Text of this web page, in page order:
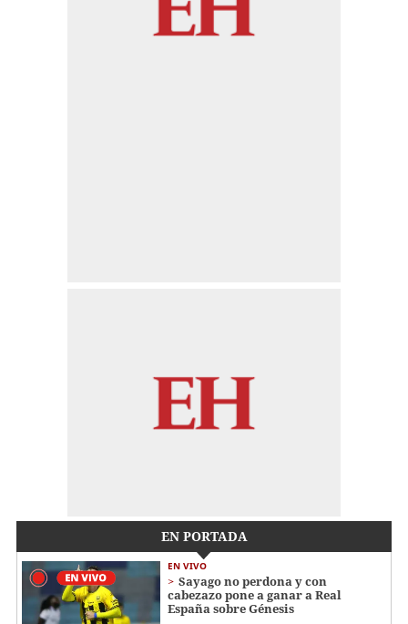
EN PORTADA
EN VIVO
Sayago no perdona y con
cabezazo pone a ganar a Real
España sobre Génesis